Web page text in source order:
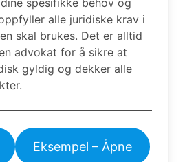
alle juridiske krav i
skal brukes. Det er alltid
advokat for å sikre at
gyldig og dekker alle
Eksempel – Åpne